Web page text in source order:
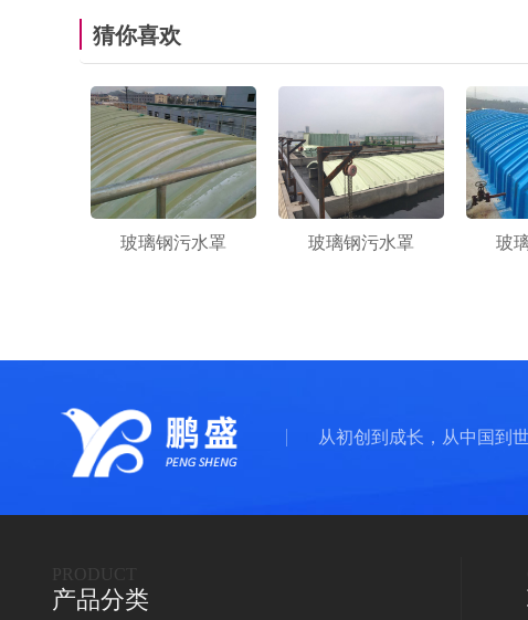
猜你喜欢
玻璃钢污水罩 玻璃钢污水罩 玻
从初创到成长，从中国到
PRODUCT
产品分类